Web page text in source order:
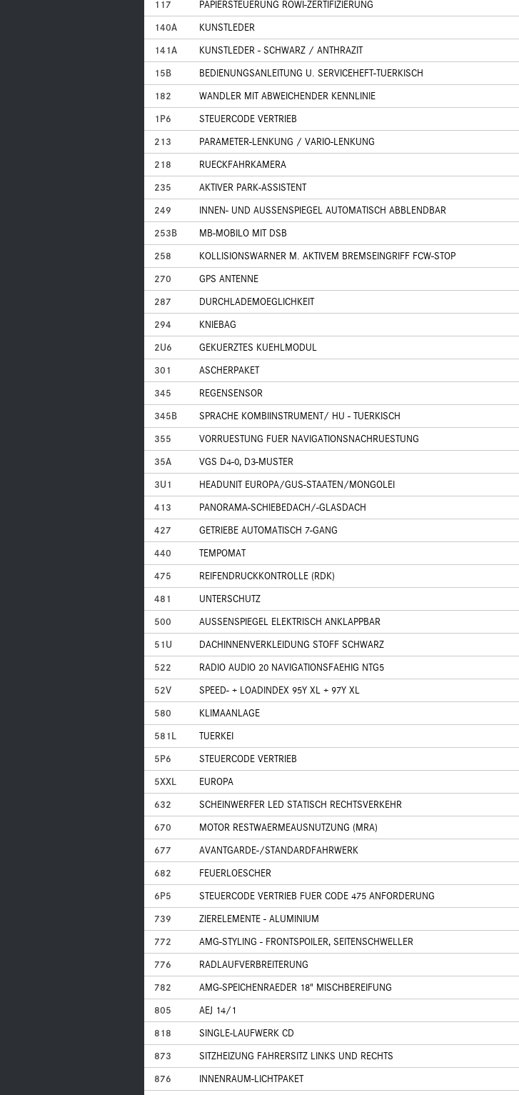
117
PAPIERSTEUERUNG ROWI-ZERTIFIZIERUNG
140A
KUNSTLEDER
141A
KUNSTLEDER - SCHWARZ / ANTHRAZIT
15B
BEDIENUNGSANLEITUNG U. SERVICEHEFT-TUERKISCH
182
WANDLER MIT ABWEICHENDER KENNLINIE
1P6
STEUERCODE VERTRIEB
213
PARAMETER-LENKUNG / VARIO-LENKUNG
218
RUECKFAHRKAMERA
235
AKTIVER PARK-ASSISTENT
249
INNEN- UND AUSSENSPIEGEL AUTOMATISCH ABBLENDBAR
253B
MB-MOBILO MIT DSB
258
KOLLISIONSWARNER M. AKTIVEM BREMSEINGRIFF FCW-STOP
270
GPS ANTENNE
287
DURCHLADEMOEGLICHKEIT
294
KNIEBAG
2U6
GEKUERZTES KUEHLMODUL
301
ASCHERPAKET
345
REGENSENSOR
345B
SPRACHE KOMBIINSTRUMENT/ HU - TUERKISCH
355
VORRUESTUNG FUER NAVIGATIONSNACHRUESTUNG
35A
VGS D4-0, D3-MUSTER
3U1
HEADUNIT EUROPA/GUS-STAATEN/MONGOLEI
413
PANORAMA-SCHIEBEDACH/-GLASDACH
427
GETRIEBE AUTOMATISCH 7-GANG
440
TEMPOMAT
475
REIFENDRUCKKONTROLLE (RDK)
481
UNTERSCHUTZ
500
AUSSENSPIEGEL ELEKTRISCH ANKLAPPBAR
51U
DACHINNENVERKLEIDUNG STOFF SCHWARZ
522
RADIO AUDIO 20 NAVIGATIONSFAEHIG NTG5
52V
SPEED- + LOADINDEX 95Y XL + 97Y XL
580
KLIMAANLAGE
581L
TUERKEI
5P6
STEUERCODE VERTRIEB
5XXL
EUROPA
632
SCHEINWERFER LED STATISCH RECHTSVERKEHR
670
MOTOR RESTWAERMEAUSNUTZUNG (MRA)
677
AVANTGARDE-/STANDARDFAHRWERK
682
FEUERLOESCHER
6P5
STEUERCODE VERTRIEB FUER CODE 475 ANFORDERUNG
739
ZIERELEMENTE - ALUMINIUM
772
AMG-STYLING - FRONTSPOILER, SEITENSCHWELLER
776
RADLAUFVERBREITERUNG
782
AMG-SPEICHENRAEDER 18" MISCHBEREIFUNG
805
AEJ 14/1
818
SINGLE-LAUFWERK CD
873
SITZHEIZUNG FAHRERSITZ LINKS UND RECHTS
876
INNENRAUM-LICHTPAKET